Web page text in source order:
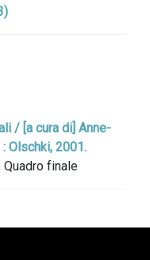
/ [a cura di] Anne-
Olschki, 2001.
Quadro finale